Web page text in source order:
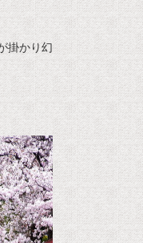
掛かり幻